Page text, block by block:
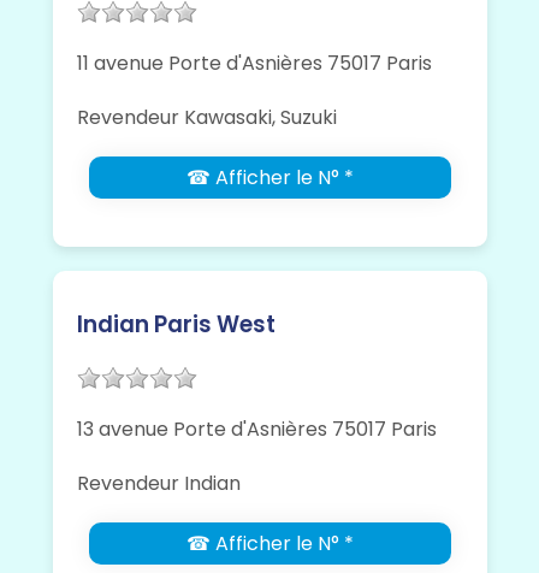
11 avenue Porte d'Asnières 75017 Paris
Revendeur Kawasaki, Suzuki
☎ Afficher le N° *
Indian Paris West
13 avenue Porte d'Asnières 75017 Paris
Revendeur Indian
☎ Afficher le N° *